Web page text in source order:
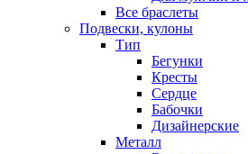
Все браслеты
Подвески, кулоны
Тип
Бегунки
Кресты
Сердце
Бабочки
Дизайнерские
Металл